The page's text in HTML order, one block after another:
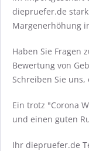
diepruefer.de
Margenerhöhung
Haben Sie Fragen
Bewertung von
Schreiben Sie
Ein trotz "Corona
und einen guten
Ihr diepruefer.de